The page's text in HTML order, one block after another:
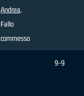
Andrea,
Fallo
commesso
9-9